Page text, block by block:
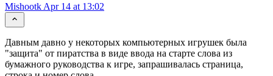
Mishootk Apr 14 at 13:02
Давным давно у некоторых компьютерных игрушек была
"защита" от пиратства в виде ввода на старте слова из
бумажного руководства к игре, запрашивалась страница,